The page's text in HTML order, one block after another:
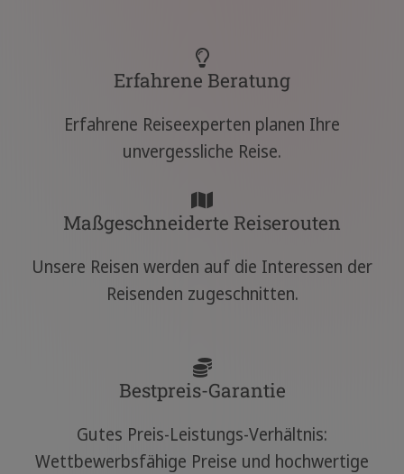
Erfahrene Beratung
Erfahrene Reiseexperten planen Ihre
unvergessliche Reise.
Maßgeschneiderte Reiserouten
Unsere Reisen werden auf die Interessen der
Reisenden zugeschnitten.
Bestpreis-Garantie
Gutes Preis-Leistungs-Verhältnis:
Wettbewerbsfähige Preise und hochwertige